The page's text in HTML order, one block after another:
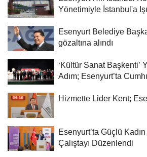
Yönetimiyle İstanbul'a
Esenyurt Belediye
gözaltına alındı
‘Kültür Sanat Başkenti’
Adım; Esenyurt’ta
Hizmette Lider Kent;
Esenyurt’ta Güçlü
Çalıştayı Düzenlendi